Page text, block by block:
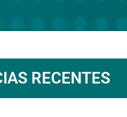
RECENTES